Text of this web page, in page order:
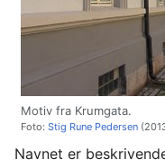
Motiv fra Krumgata.
Foto: Stig Rune Pedersen
Navnet er